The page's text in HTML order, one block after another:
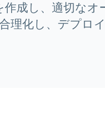
成し、適切なオ
理化し、デプロ